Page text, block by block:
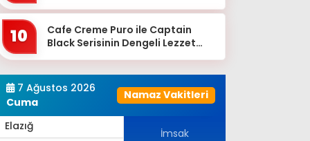
10
Cafe Creme Puro ile Captain
Black Serisinin Dengeli Lezzet
7 Ağustos 2026
Cuma
Namaz Vakitleri
Çorum
Denizli
Diyarbakır
Düzce
Edirne
Elazığ
İmsak